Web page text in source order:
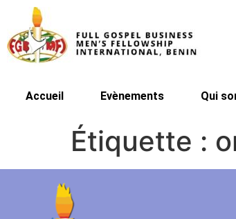
Accueil Evènements Qui
Étiquette :